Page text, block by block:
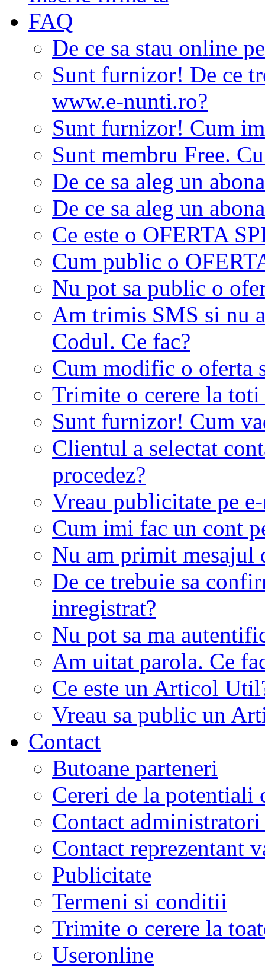
FAQ
De ce sa stau online
Sunt furnizor! De ce
www.e-nunti.ro?
Sunt furnizor! Cum
Sunt membru Free.
De ce sa aleg un
De ce sa aleg un
Ce este o OFERTA
Cum public o
Nu pot sa public o
Am trimis SMS si nu
Codul. Ce fac?
Cum modific o oferta
Trimite o cerere la
Sunt furnizor! Cum
Clientul a selectat
procedez?
Vreau publicitate pe
Cum imi fac un cont
Nu am primit mesajul
De ce trebuie sa
inregistrat?
Nu pot sa ma
Am uitat parola. Ce
Ce este un Articol
Vreau sa public un
Contact
Butoane parteneri
Cereri de la potentiali
Contact
Contact reprezentant
Publicitate
Termeni si conditii
Trimite o cerere la
Useronline